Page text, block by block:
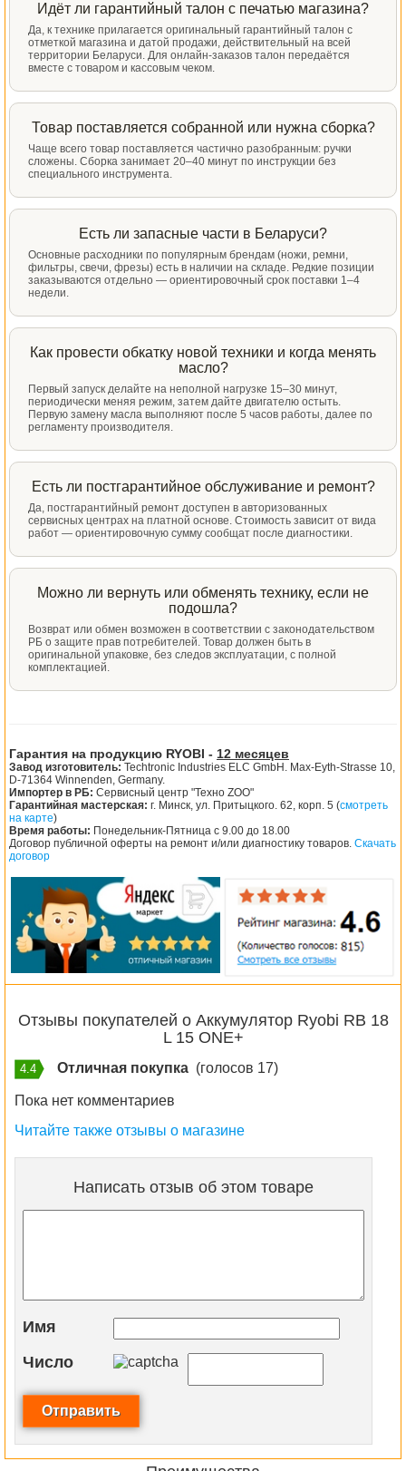
Идёт ли гарантийный талон с печатью магазина?
Да, к технике прилагается оригинальный гарантийный талон с
отметкой магазина и датой продажи, действительный на всей
территории Беларуси. Для онлайн-заказов талон передаётся
вместе с товаром и кассовым чеком.
Товар поставляется собранной или нужна сборка?
Чаще всего товар поставляется частично разобранным: ручки
сложены. Сборка занимает 20–40 минут по инструкции без
специального инструмента.
Есть ли запасные части в Беларуси?
Основные расходники по популярным брендам (ножи, ремни,
фильтры, свечи, фрезы) есть в наличии на складе. Редкие позиции
заказываются отдельно — ориентировочный срок поставки 1–4
недели.
Как провести обкатку новой техники и когда менять
масло?
Первый запуск делайте на неполной нагрузке 15–30 минут,
периодически меняя режим, затем дайте двигателю остыть.
Первую замену масла выполняют после 5 часов работы, далее по
регламенту производителя.
Есть ли постгарантийное обслуживание и ремонт?
Да, постгарантийный ремонт доступен в авторизованных
сервисных центрах на платной основе. Стоимость зависит от вида
работ — ориентировочную сумму сообщат после диагностики.
Можно ли вернуть или обменять технику, если не
подошла?
Возврат или обмен возможен в соответствии с законодательством
РБ о защите прав потребителей. Товар должен быть в
оригинальной упаковке, без следов эксплуатации, с полной
комплектацией.
Гарантия на продукцию RYOBI - 12 месяцев
Завод изготовитель: Techtronic Industries ELC GmbH. Max-Eyth-Strasse 10,
D-71364 Winnenden, Germany.
Импортер в РБ: Сервисный центр "Техно ZOO"
Гарантийная мастерская: г. Минск, ул. Притыцкого. 62, корп. 5 (смотреть
на карте)
Время работы: Понедельник-Пятница с 9.00 до 18.00
Договор публичной оферты на ремонт и/или диагностику товаров. Скачать
договор
Отзывы покупателей о Аккумулятор Ryobi RB 18
L 15 ONE+
4.4 Отличная покупка (голосов 17)
Пока нет комментариев
Читайте также отзывы о магазине
Написать отзыв об этом товаре
Имя
Число